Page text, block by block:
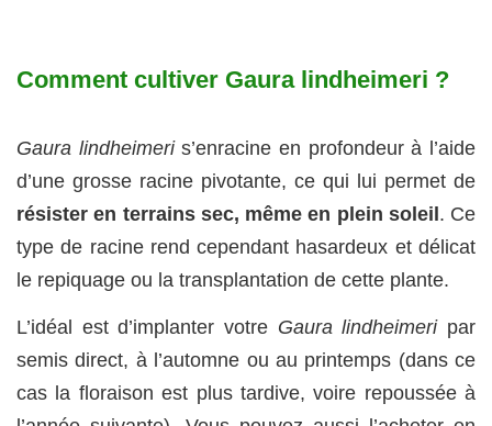
Comment cultiver Gaura lindheimeri ?
Gaura lindheimeris’enracine en profondeur à l’aide
d’une grosse racine pivotante, ce qui lui permet de
résister en terrains sec, même en plein soleil . Ce
type de racine rend cependant hasardeux et délicat
le repiquage ou la transplantation de cette plante.
L’idéal est d’implanter votre Gaura lindheimeripar
semis direct, à l’automne ou au printemps (dans ce
cas la floraison est plus tardive, voire repoussée à